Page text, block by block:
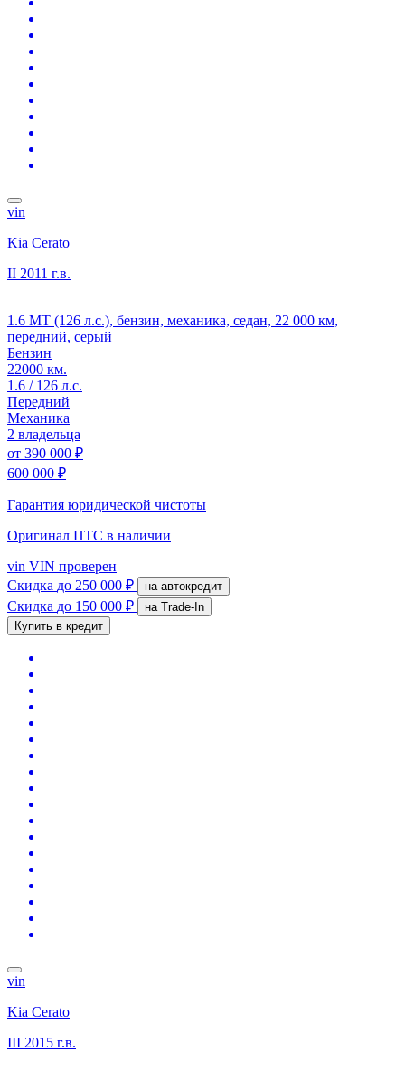
vin
Kia Cerato
II 2011 г.в.
1.6 MT (126 л.с.), бензин, механика, седан, 22 000 км,
передний, серый
Бензин
22000 км.
1.6 / 126 л.с.
Передний
Механика
2 владельца
от 390 000 ₽
600 000 ₽
Гарантия юридической чистоты
Оригинал ПТС в наличии
vin VIN проверен
Скидка до 250 000 ₽ на автокредит
Скидка до 150 000 ₽
на Trade-In
Купить в кредит
vin
Kia Cerato
III 2015 г.в.